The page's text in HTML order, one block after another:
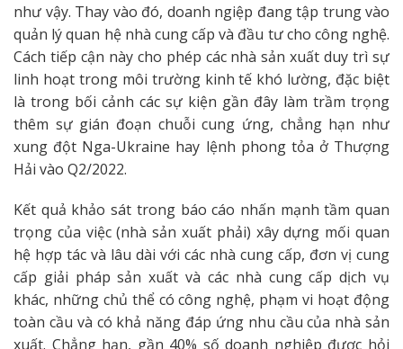
như vậy. Thay vào đó, doanh ngiệp đang tập trung vào
quản lý quan hệ nhà cung cấp và đầu tư cho công nghệ.
Cách tiếp cận này cho phép các nhà sản xuất duy trì sự
linh hoạt trong môi trường kinh tế khó lường, đặc biệt
là trong bối cảnh các sự kiện gần đây làm trầm trọng
thêm sự gián đoạn chuỗi cung ứng, chẳng hạn như
xung đột Nga-Ukraine hay lệnh phong tỏa ở Thượng
Hải vào Q2/2022.
Kết quả khảo sát trong báo cáo nhấn mạnh tầm quan
trọng của việc (nhà sản xuất phải) xây dựng mối quan
hệ hợp tác và lâu dài với các nhà cung cấp, đơn vị cung
cấp giải pháp sản xuất và các nhà cung cấp dịch vụ
khác, những chủ thể có công nghệ, phạm vi hoạt động
toàn cầu và có khả năng đáp ứng nhu cầu của nhà sản
xuất. Chẳng hạn, gần 40% số doanh nghiệp được hỏi